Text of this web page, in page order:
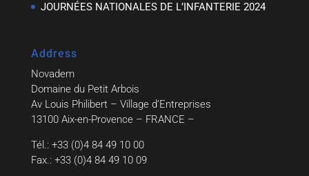
JOURNÉES NATIONALES DE L’INFANTERIE 2024
Address
Novadem
Domaine du Petit Arbois
Av Louis Philibert – Village d’Entreprises
13100 Aix-en-Provence – FRANCE –
Tél.: +33 (0)4 84 49 10 00
Fax.: +33 (0)4 84 49 10 09